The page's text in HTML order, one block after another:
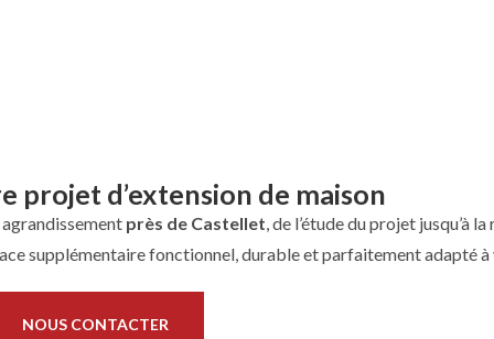
projet d’extension de maison
près de Castellet , de l’étude du projet jusqu’à
supplémentaire fonctionnel, durable et parfaitement adapté
NOUS CONTACTER